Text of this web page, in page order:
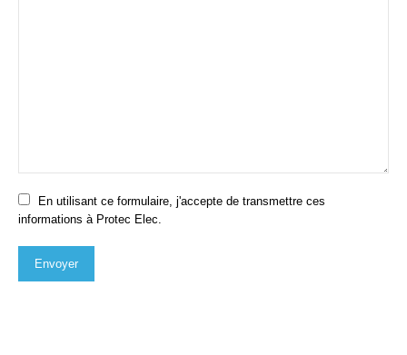
En utilisant ce formulaire, j'accepte de transmettre ces
informations à Protec Elec.
Envoyer